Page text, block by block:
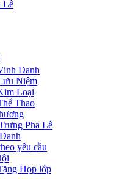
Danh
Niệm
Loại
Thao
Pha Lê
yêu cầu
Họp lớp